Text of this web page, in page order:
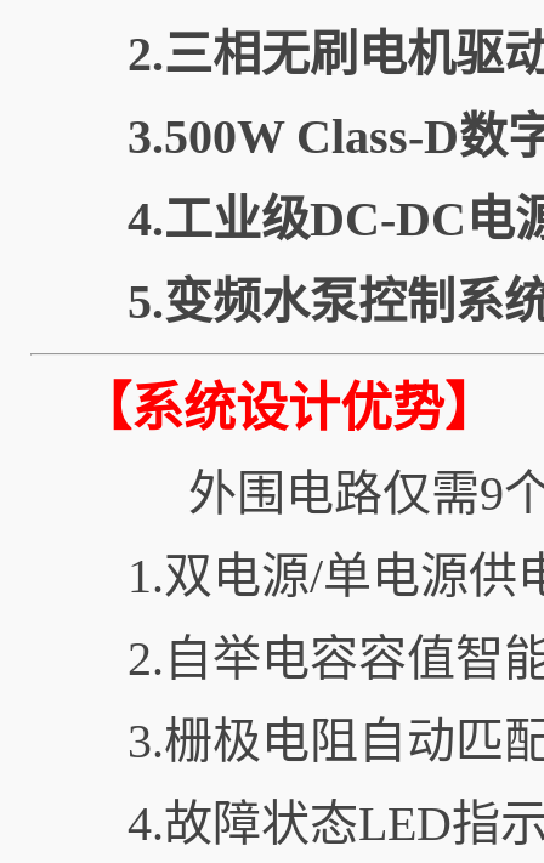
2.三相无刷电机驱
3.500W Class-D数
4.工业级DC-DC电
5.变频水泵控制系
【系统设计优势】
外围电路仅需9个
1.双电源/单电源供
2.自举电容容值智
3.栅极电阻自动匹
4.故障状态LED指